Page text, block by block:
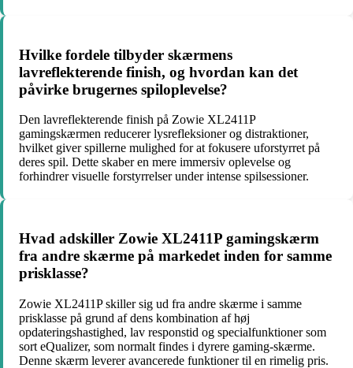
Hvilke fordele tilbyder skærmens
lavreflekterende finish, og hvordan kan det
påvirke brugernes spiloplevelse?
Den lavreflekterende finish på Zowie XL2411P
gamingskærmen reducerer lysrefleksioner og distraktioner,
hvilket giver spillerne mulighed for at fokusere uforstyrret på
deres spil. Dette skaber en mere immersiv oplevelse og
forhindrer visuelle forstyrrelser under intense spilsessioner.
Hvad adskiller Zowie XL2411P gamingskærm
fra andre skærme på markedet inden for samme
prisklasse?
Zowie XL2411P skiller sig ud fra andre skærme i samme
prisklasse på grund af dens kombination af høj
opdateringshastighed, lav responstid og specialfunktioner som
sort eQualizer, som normalt findes i dyrere gaming-skærme.
Denne skærm leverer avancerede funktioner til en rimelig pris.